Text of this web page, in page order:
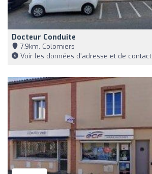
Docteur Conduite
7,9km, Colomiers
Voir les données d'adresse et de contact